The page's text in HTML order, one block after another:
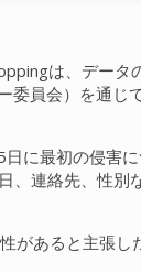
は、データ
員会）を通じ
に最初の侵害
連絡先、性別
があると主張